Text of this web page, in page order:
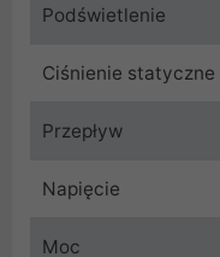
Podświetlenie
Ciśnienie statyczne
Przepływ
Napięcie
Moc